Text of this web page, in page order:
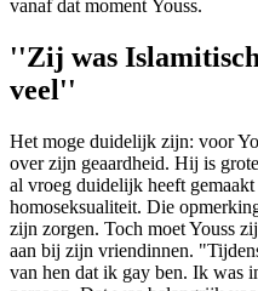
vanaf dat moment Youss.
''Zij was
veel''
Het moge duidelijk zijn: voor
over zijn geaardheid. Hij is
al vroeg duidelijk heeft
homoseksualiteit. Die
zijn zorgen. Toch moet Youss
aan bij zijn vriendinnen.
van hen dat ik gay ben. Ik was